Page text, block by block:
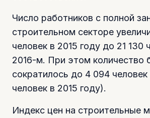
Число работников с полной
строительном секторе
человек в 2015 году до 21 130
2016-м. При этом количество
сократилось до 4 094
человек в 2015 году).
Индекс цен на строительные